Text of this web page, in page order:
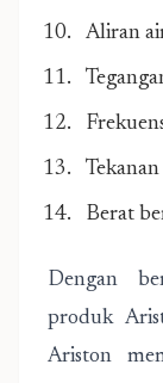
Aliran
Berat
Dengan
produk
Ariston